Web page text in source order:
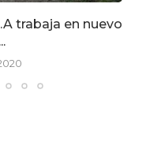
trabaja en nuevo